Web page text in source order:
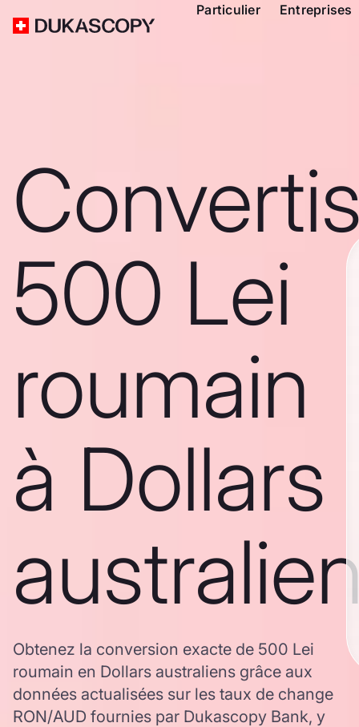
Particulier Entreprises
500 Lei
roumain
à Dollars
Obtenez la conversion exacte de 500 Lei
roumain en Dollars australiens grâce aux
données actualisées sur les taux de change
RON/AUD fournies par Dukascopy Bank, y